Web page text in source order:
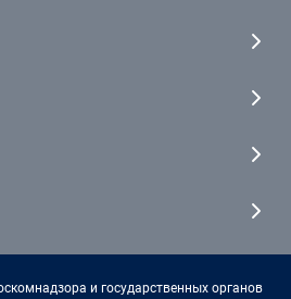
и государственных органов